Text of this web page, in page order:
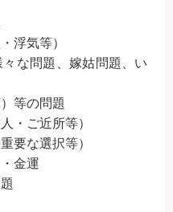
浮気等）
な問題、嫁姑問題、い
等の問題
・ご近所等）
要な選択等）
金運